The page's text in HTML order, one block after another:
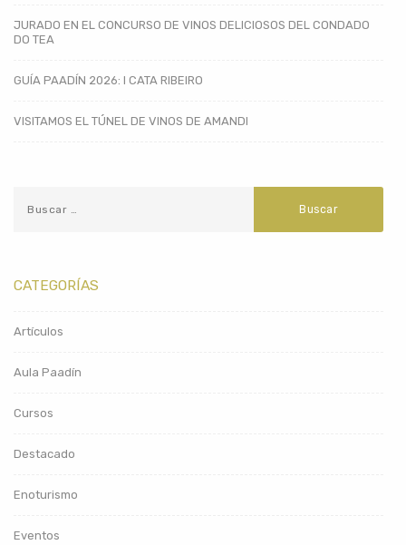
JURADO EN EL CONCURSO DE VINOS DELICIOSOS DEL CONDADO
DO TEA
GUÍA PAADÍN 2026: I CATA RIBEIRO
VISITAMOS EL TÚNEL DE VINOS DE AMANDI
CATEGORÍAS
Artículos
Aula Paadín
Cursos
Destacado
Enoturismo
Eventos